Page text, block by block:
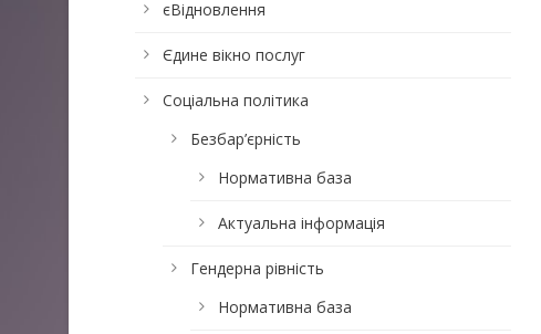
єВідновлення
Єдине вікно послуг
Соціальна політика
Безбар’єрність
Нормативна база
Актуальна інформація
Гендерна рівність
Нормативна база